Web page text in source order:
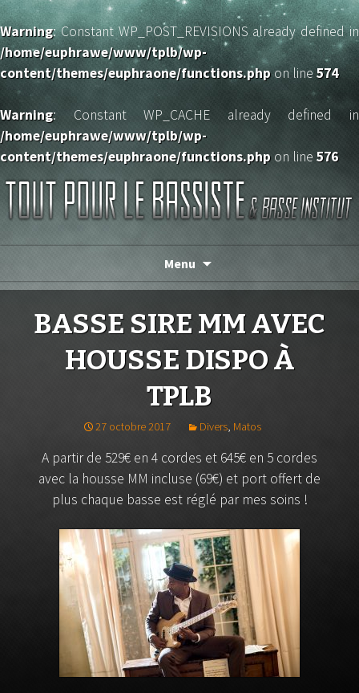
Warning: Constant WP_POST_REVISIONS already defined in
/home/euphrawe/www/tplb/wp-
content/themes/euphraone/functions.phpon line 574
Warning: Constant WP_CACHE already defined in
/home/euphrawe/www/tplb/wp-
content/themes/euphraone/functions.php on line 576
TOUT POUR LE BASSISTE
Menu
BASSE SIRE MM AVEC
HOUSSE DISPO À
TPLB
27 octobre 2017 Divers, Matos
A partir de 529€ en 4 cordes et 645€ en 5 cordes
avec la housse MM incluse (69€) et port offert de
plus chaque basse est réglé par mes soins !